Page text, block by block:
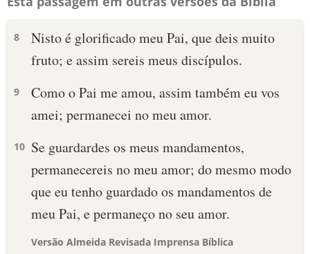
8
Nisto é glorificado meu Pai, que deis muito
fruto; e assim sereis meus discípulos.
9
Como o Pai me amou, assim também eu vos
amei; permanecei no meu amor.
10 Se guardardes os meus mandamentos,
permanecereis no meu amor; do mesmo modo
que eu tenho guardado os mandamentos de
meu Pai, e permaneço no seu amor.
Versão Almeida Revisada Imprensa Bíblica